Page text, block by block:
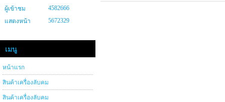
ผู้เข้าชม
4582666
แสดงหน้า
5672329
เมนู
หน้าแรก
สินค้าเครื่องลับคม
สินค้าเครื่องลับคม